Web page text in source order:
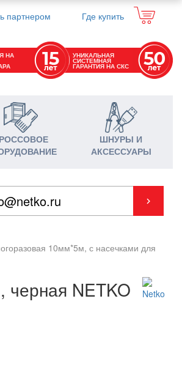
партнером Где купить
НА УНИКАЛЬНАЯ
СИСТЕМНАЯ
ГАРАНТИЯ НА СКС
ШНУРЫ И
АКСЕССУАРЫ
10мм*5м, с насечками для
черная NETKO